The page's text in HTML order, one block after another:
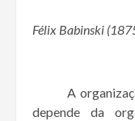
Félix Babinski
A organização
depende da